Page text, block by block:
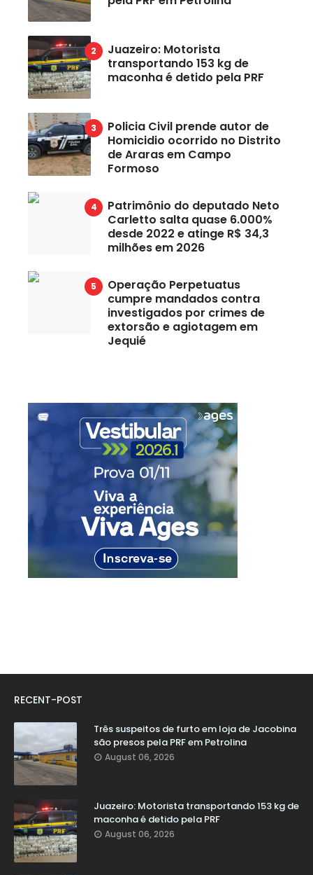
Juazeiro: Motorista
transportando 153 kg de
maconha é detido pela PRF
Policia Civil prende autor de
Homicidio ocorrido no Distrito
de Araras em Campo
Formoso
Patrimônio do deputado Neto
Carletto salta quase 6.000%
desde 2022 e atinge R$ 34,3
milhões em 2026
Operação Perpetuatus
cumpre mandados contra
investigados por crimes de
extorsão e agiotagem em
Jequié
RECENT-POST
Três suspeitos de furto em loja de Jacobina
são presos pela PRF em Petrolina
August 06, 2026
Juazeiro: Motorista transportando 153 kg de
maconha é detido pela PRF
August 06, 2026